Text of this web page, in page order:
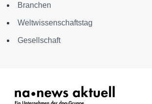
Branchen
Weltwissenschaftstag
Gesellschaft